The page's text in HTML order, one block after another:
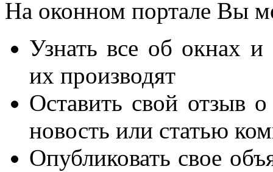
На оконном портале Вы
Узнать все об окнах и
их производят
Оставить свой отзыв
новость или статью
Опубликовать свое